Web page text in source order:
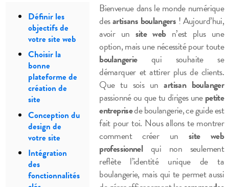
Définir les
objectifs de
votre site web
Choisir la
bonne
plateforme de
création de
site
Conception du
design de
votre site
Intégration
des
fonctionnalités
Bienvenue dans le monde numérique
desartisans boulangers ! Aujourd’hui,
avoir un site webn’est plus une
option, mais une nécessité pour toute
boulangeriequi souhaite se
démarquer et attirer plus de clients.
Que tu sois unartisan boulanger
passionné ou que tu diriges unepetite
entreprisede boulangerie, ce guide est
fait pour toi. Nous allons te montrer
comment créer un site web
professionnelqui non seulement
reflète l’identité unique de ta
boulangerie, mais qui te permet aussi